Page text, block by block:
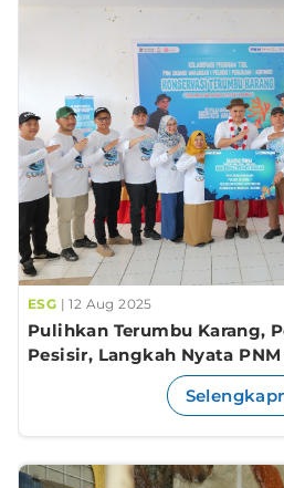
ESG | 12 Aug 2025
Pulihkan Terumbu Karang,
Pesisir, Langkah Nyata
Keberlanjutan Lingkungan.